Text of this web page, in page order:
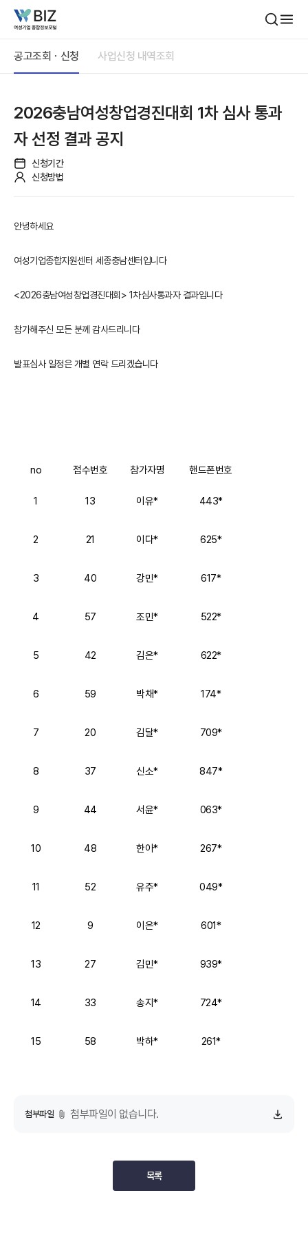
공고조회ㆍ신청 사업신청 내역조회
2026충남여성창업경진대회 1차 심사 통과
자 선정 결과 공지
신청기간
신청방법
안녕하세요
여성기업종합지원센터 세종충남센터입니다
<2026충남여성창업경진대회> 1차심사통과자 결과입니다
참가해주신 모든 분께 감사드리니다
발표심사 일정은 개별 연락 드리겠습니다
no 접수번호 참가자명 핸드폰번호
1 13 이유* 443*
2 21 이다* 625*
3 40 강민* 617*
4 57 조민* 522*
5 42 김은* 622*
6 59 박채* 174*
7 20 김달* 709*
8 37 신소* 847*
9 44 서윤* 063*
10 48 한아* 267*
11 52 유주* 049*
12 9 이은* 601*
13 27 김민* 939*
14 33 송지* 724*
15 58 박하* 261*
첨부파일 첨부파일이 없습니다.
목록